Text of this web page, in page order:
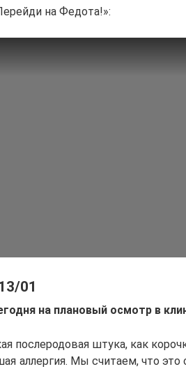
на Федота!»:
01
на плановый осмотр в
послеродовая штука, как
аллергия. Мы считаем, что